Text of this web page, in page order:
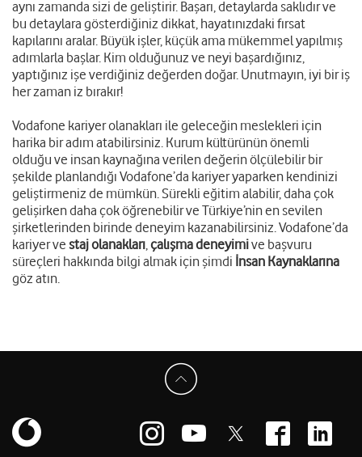
aynı zamanda sizi de geliştirir. Başarı, detaylarda saklıdır ve
bu detaylara gösterdiğiniz dikkat, hayatınızdaki fırsat
kapılarını aralar. Büyük işler, küçük ama mükemmel yapılmış
adımlarla başlar. Kim olduğunuz ve neyi başardığınız,
yaptığınız işe verdiğiniz değerden doğar. Unutmayın, iyi bir iş
her zaman iz bırakır!
Vodafone kariyer olanakları ile geleceğin meslekleri için
harika bir adım atabilirsiniz. Kurum kültürünün önemli
olduğu ve insan kaynağına verilen değerin ölçülebilir bir
şekilde planlandığı Vodafone’da kariyer yaparken kendinizi
geliştirmeniz de mümkün. Sürekli eğitim alabilir, daha çok
gelişirken daha çok öğrenebilir ve Türkiye’nin en sevilen
şirketlerinden birinde deneyim kazanabilirsiniz. Vodafone’da
kariyer ve staj olanakları,çalışma deneyimive başvuru
süreçleri hakkında bilgi almak için şimdi İnsan Kaynaklarına
göz atın.